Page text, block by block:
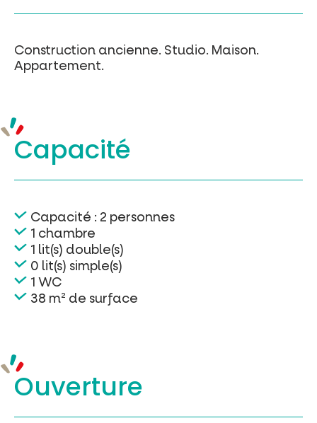
Construction ancienne. Studio. Maison.
Appartement.
Capacité
Capacité : 2 personnes
1 chambre
1 lit(s) double(s)
0 lit(s) simple(s)
1 WC
38 m² de surface
Ouverture